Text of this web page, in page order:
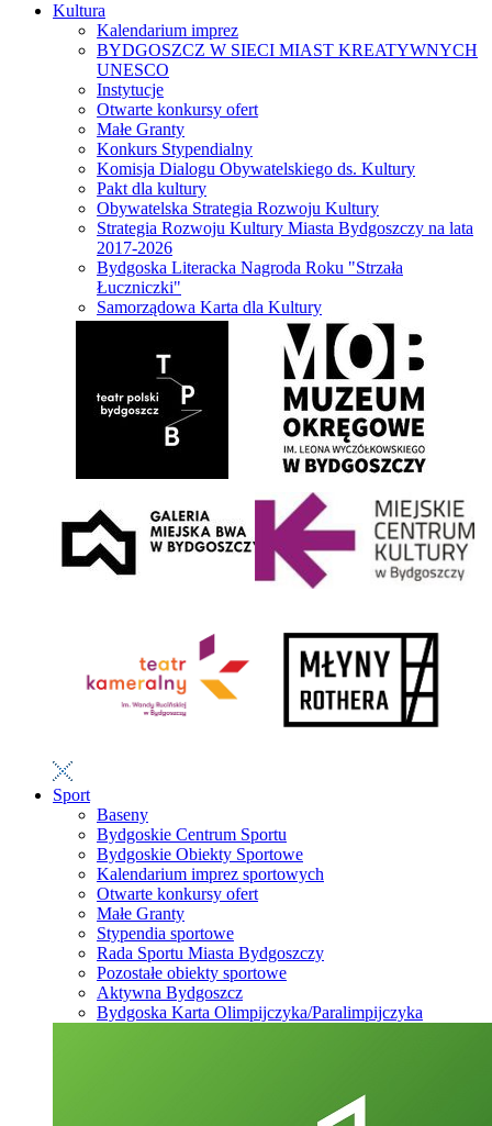
Kultura
Kalendarium imprez
BYDGOSZCZ W SIECI MIAST KREATYWNYCH
UNESCO
Instytucje
Otwarte konkursy ofert
Małe Granty
Konkurs Stypendialny
Komisja Dialogu Obywatelskiego ds. Kultury
Pakt dla kultury
Obywatelska Strategia Rozwoju Kultury
Strategia Rozwoju Kultury Miasta Bydgoszczy na lata
2017-2026
Bydgoska Literacka Nagroda Roku "Strzała
Łuczniczki"
Samorządowa Karta dla Kultury
Sport
Baseny
Bydgoskie Centrum Sportu
Bydgoskie Obiekty Sportowe
Kalendarium imprez sportowych
Otwarte konkursy ofert
Małe Granty
Stypendia sportowe
Rada Sportu Miasta Bydgoszczy
Pozostałe obiekty sportowe
Aktywna Bydgoszcz
Bydgoska Karta Olimpijczyka/Paralimpijczyka